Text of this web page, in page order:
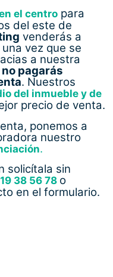
solicítala sin
38 56 78 o
en el formulario.